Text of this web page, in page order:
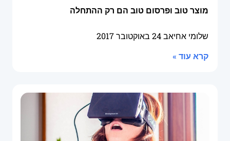
מוצר טוב ופרסום טוב הם רק ההתחלה
שלומי אחיאב24 באוקטובר 2017
קרא עוד »